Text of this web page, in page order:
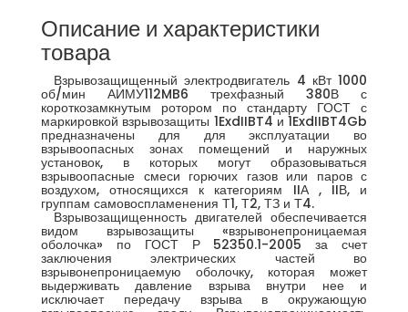
Описание и характеристики
товара
Взрывозащищенный электродвигатель 4 кВт 1000
об/мин АИМУ112MB6 трехфазный 380В с
короткозамкнутым ротором по стандарту ГОСТ с
маркировкой взрывозащиты 1ExdIIBT4 и 1ExdIIBT4Gb
предназначены для для эксплуатации во
взрывоопасных зонах помещений и наружных
установок, в которых могут образовываться
взрывоопасные смеси горючих газов или паров с
воздухом, относящихся к категориям IIА , IIВ, и
группам самовоспламенения Т1, Т2, ТЗ и Т4.
Взрывозащищенность двигателей обеспечивается
видом взрывозащиты «взрывонепроницаемая
оболочка» по ГОСТ Р 52350.1-2005 за счет
заключения электрических частей во
взрывонепроницаемую оболочку, которая может
выдерживать давление взрыва внутри нее и
исключает передачу взрыва в окружающую